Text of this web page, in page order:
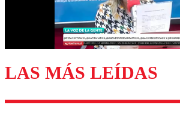
LAS MÁS LEÍDAS